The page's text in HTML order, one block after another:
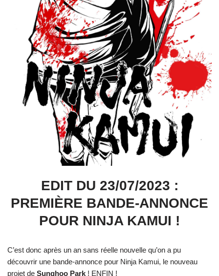
EDIT DU 23/07/2023 :
PREMIÈRE BANDE-ANNONCE
POUR NINJA KAMUI !
C’est donc après un an sans réelle nouvelle qu’on a pu
découvrir une bande-annonce pour Ninja Kamui, le nouveau
projet de Sunghoo Park ! ENFIN !